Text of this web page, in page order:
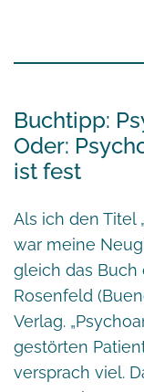
Buchtipp:
Oder:
ist fest
Als ich den Titel
war meine
gleich das Buch
Rosenfeld
Verlag.
gestörten
versprach viel.